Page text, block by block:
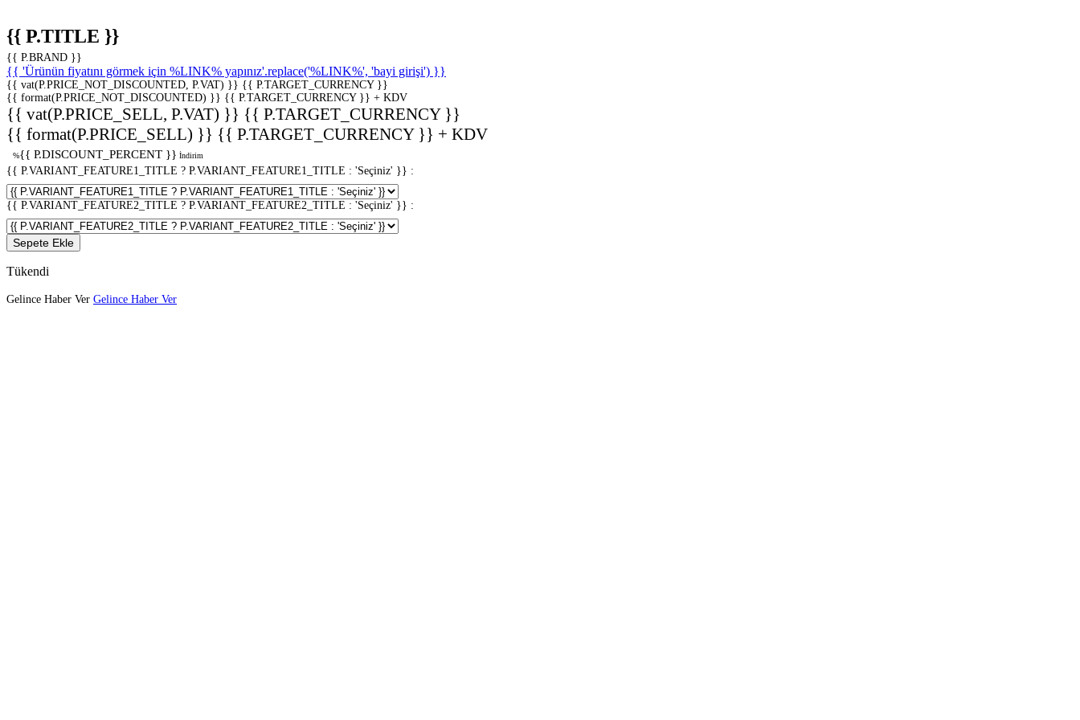
{{ P.TITLE }}
{{ P.BRAND }}
{{ 'Ürünün fiyatını görmek için %LINK% yapınız'.replace('%LINK%', 'bayi girişi') }}
{{ vat(P.PRICE_NOT_DISCOUNTED, P.VAT) }} {{ P.TARGET_CURRENCY }}
{{ format(P.PRICE_NOT_DISCOUNTED) }} {{ P.TARGET_CURRENCY }} + KDV
{{ vat(P.PRICE_SELL, P.VAT) }} {{ P.TARGET_CURRENCY }}
{{ format(P.PRICE_SELL) }} {{ P.TARGET_CURRENCY }} + KDV
%{{ P.DISCOUNT_PERCENT }} İndirim
{{ P.VARIANT_FEATURE1_TITLE ? P.VARIANT_FEATURE1_TITLE : 'Seçiniz' }} :
{{ P.VARIANT_FEATURE2_TITLE ? P.VARIANT_FEATURE2_TITLE : 'Seçiniz' }} :
Sepete Ekle
Tükendi
Gelince Haber Ver Gelince Haber Ver